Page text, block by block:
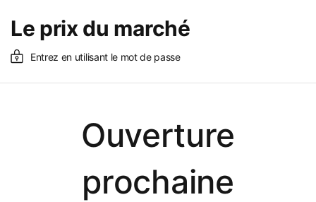
Le prix du marché
Entrez en utilisant le mot de passe
Ouverture
prochaine